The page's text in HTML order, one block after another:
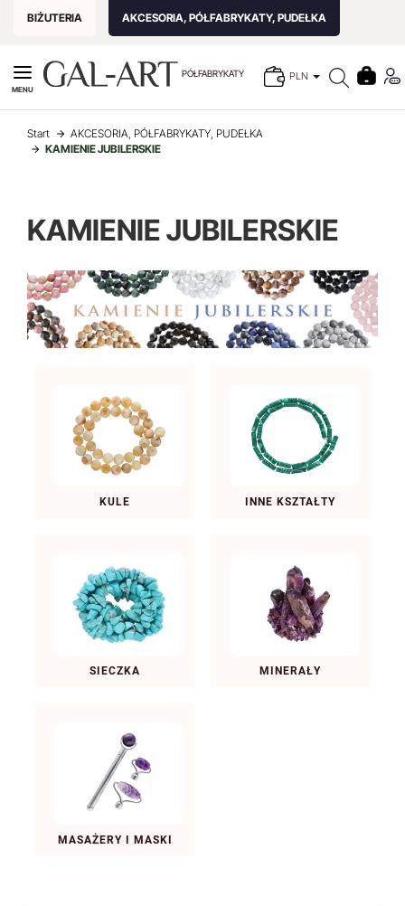
BIŻUTERIA AKCESORIA, PÓŁFABRYKATY, PUDEŁKA
PÓŁFABRYKATY PLN
MENU
Start
AKCESORIA, PÓŁFABRYKATY, PUDEŁKA
KAMIENIE JUBILERSKIE
KAMIENIE JUBILERSKIE
KULE INNE KSZTAŁTY
SIECZKA MINERAŁY
MASAŻERY I MASKI